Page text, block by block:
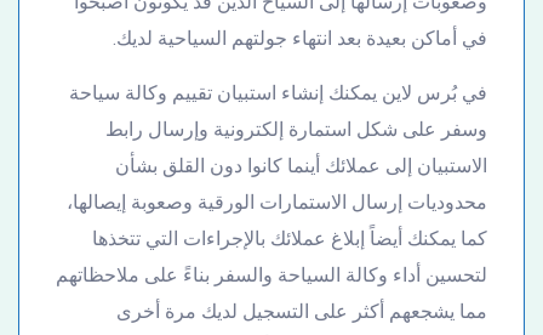
في أماكن بعيدة بعد انتهاء جولتهم السياحية لديك.
في بُرس لاين يمكنك إنشاء استبيان تقييم وكالة سياحة
وسفر على شكل استمارة إلكترونية وإرسال رابط
الاستبيان إلى عملائك أينما كانوا دون القلق بشأن
محدوديات إرسال الاستمارات الورقية وصعوبة إيصالها،
كما يمكنك أيضاً إبلاغ عملائك بالإجراءات التي تتخذها
لتحسين أداء وكالة السياحة والسفر بناءً على ملاحظاتهم
مما يشجعهم أكثر على التسجيل لديك مرة أخرى